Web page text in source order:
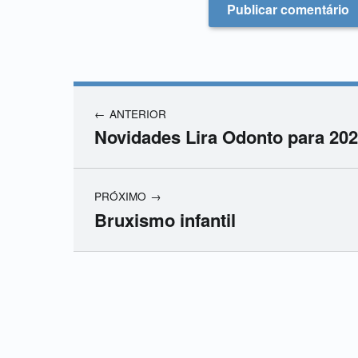
ANTERIOR
Novidades Lira Odonto para
PRÓXIMO
Bruxismo infantil
Skip back to main navigation